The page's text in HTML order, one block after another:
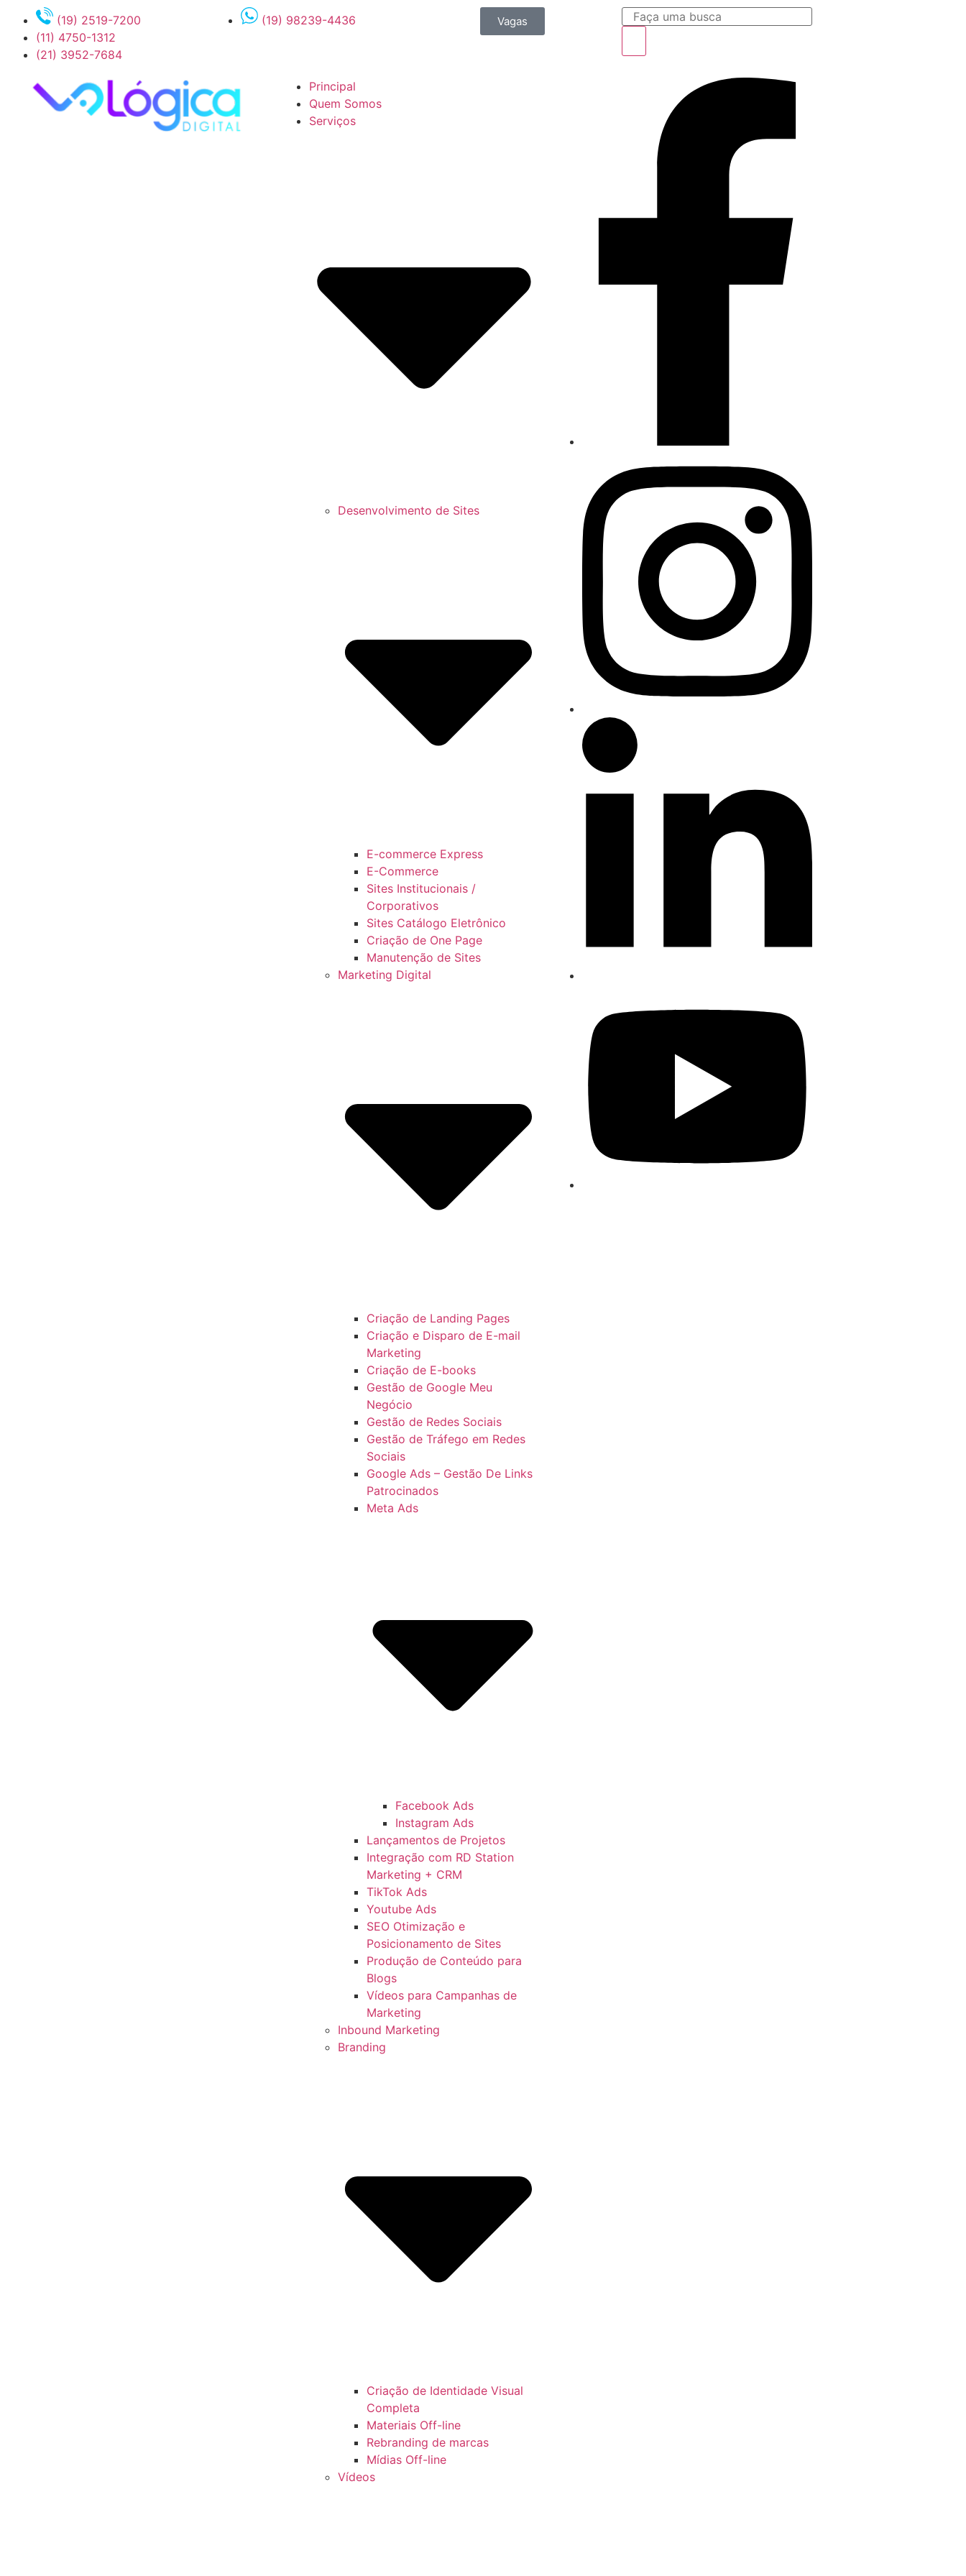
(19) 2519-7200
(11) 4750-1312
(21) 3952-7684
(19) 98239-4436 Vagas
Principal
Quem Somos
Serviços
Desenvolvimento de Sites
E-commerce Express
E-Commerce
Sites Institucionais /
Corporativos
Sites Catálogo Eletrônico
Criação de One Page
Manutenção de Sites
Marketing Digital
Criação de Landing Pages
Criação e Disparo de E-mail
Marketing
Criação de E-books
Gestão de Google Meu
Negócio
Gestão de Redes Sociais
Gestão de Tráfego em Redes
Sociais
Google Ads – Gestão De Links
Patrocinados
Meta Ads
Facebook Ads
Instagram Ads
Lançamentos de Projetos
Integração com RD Station
Marketing + CRM
TikTok Ads
Youtube Ads
SEO Otimização e
Posicionamento de Sites
Produção de Conteúdo para
Blogs
Vídeos para Campanhas de
Marketing
Inbound Marketing
Branding
Criação de Identidade Visual
Completa
Materiais Off-line
Rebranding de marcas
Mídias Off-line
Vídeos